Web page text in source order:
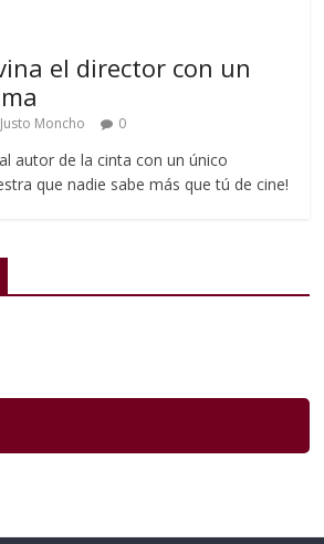
el director con un
Justo Moncho 0
autor de la cinta con un único
que nadie sabe más que tú de cine!